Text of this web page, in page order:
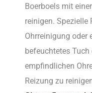
Boerboels mit
reinigen. Spezielle
Ohrreinigung oder
befeuchtetes
empfindlichen
Reizung zu